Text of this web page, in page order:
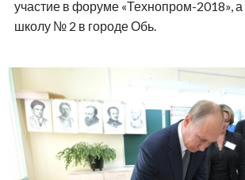
Поделиться